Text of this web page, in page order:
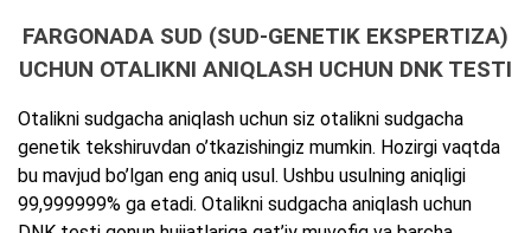
FARGONADA SUD (SUD-GENETIK EKSPERTIZA)
UCHUN OTALIKNI ANIQLASH UCHUN DNK TESTI
Otalikni sudgacha aniqlash uchun siz otalikni sudgacha
genetik tekshiruvdan o’tkazishingiz mumkin. Hozirgi vaqtda
bu mavjud bo’lgan eng aniq usul. Ushbu usulning aniqligi
99,999999% ga etadi. Otalikni sudgacha aniqlash uchun